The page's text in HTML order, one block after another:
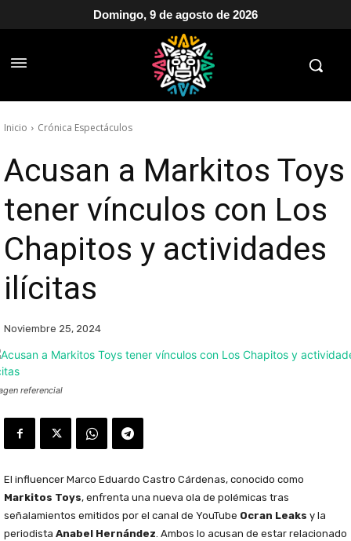
Domingo, 9 de agosto de 2026
Inicio Crónica Espectáculos
Acusan a Markitos Toys
tener vínculos con Los
Chapitos y actividades
ilícitas
Noviembre 25, 2024
referencial
El influencer Marco Eduardo Castro Cárdenas, conocido como
Markitos Toys, enfrenta una nueva ola de polémicas tras
señalamientos emitidos por el canal de YouTube Ocran Leaks y la
periodista Anabel Hernández. Ambos lo acusan de estar relacionado